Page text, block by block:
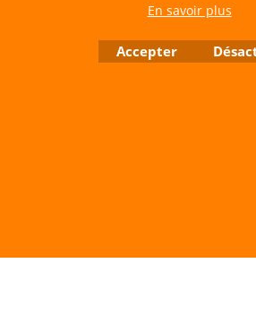
Site de Vente Par
En savoir plus
Accepter